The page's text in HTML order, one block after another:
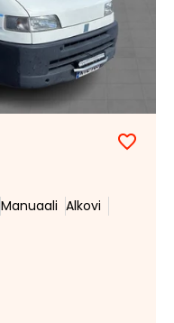
Lisää
Manuaali Alkovi